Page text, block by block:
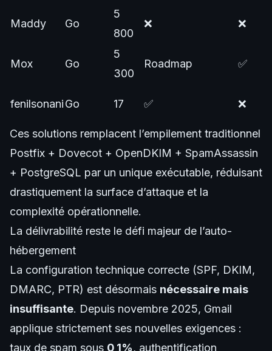
Maddy Go
5
800
❌ ❌
Mox Go
5
300
Roadmap ✅
fenilsonaniGo 17 ✅ ❌
Ces solutions remplacent l’empilement traditionnel
Postfix + Dovecot + OpenDKIM + SpamAssassin
+ PostgreSQL par un unique exécutable, réduisant
drastiquement la surface d’attaque et la
complexité opérationnelle.
La délivrabilité reste le défi majeur de l’auto-
hébergement
La configuration technique correcte (SPF, DKIM,
DMARC, PTR) est désormais nécessaire mais
insuffisante. Depuis novembre 2025, Gmail
applique strictement ses nouvelles exigences :
taux de spam sous 0,1%, authentification